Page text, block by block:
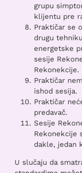
grupu
klijentu pre
Praktičar se
drugu
energetske
sesije
Rekonekcije.
Praktičar
ishod sesija.
Praktičar
predavač.
Sesije
Rekonekcije
dakle, jedan
U slučaju da